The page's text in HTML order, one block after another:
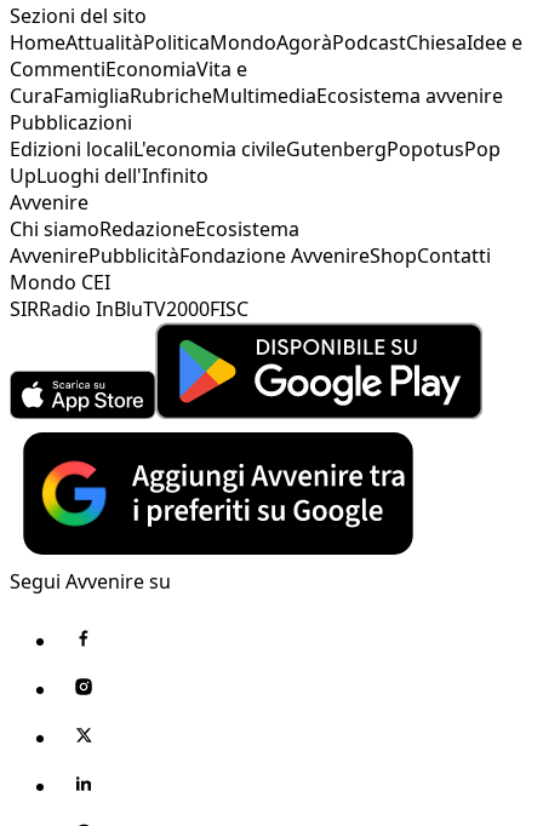
Sezioni del sito
HomeAttualitàPoliticaMondoAgoràPodcastChiesaIdee e
CommentiEconomiaVita e
CuraFamigliaRubricheMultimediaEcosistema avvenire
Pubblicazioni
Edizioni localiL'economia civileGutenbergPopotusPop
UpLuoghi dell'Infinito
Avvenire
Chi siamoRedazioneEcosistema
AvvenirePubblicitàFondazione AvvenireShopContatti
Mondo CEI
SIRRadio InBluTV2000FISC
Segui Avvenire su